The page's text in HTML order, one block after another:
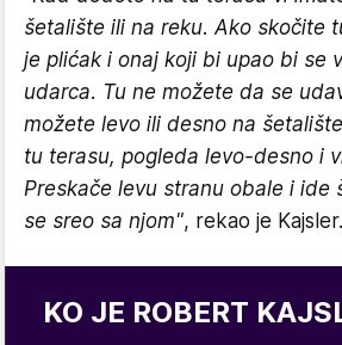
šetalište ili na reku. Ako skočite
je plićak i onaj koji bi upao bi se
udarca. Tu ne možete da se
možete levo ili desno na
tu terasu, pogleda levo-desno i
Preskače levu stranu obale i ide
se sreo sa njom", rekao je Kajsler.
KO JE ROBERT